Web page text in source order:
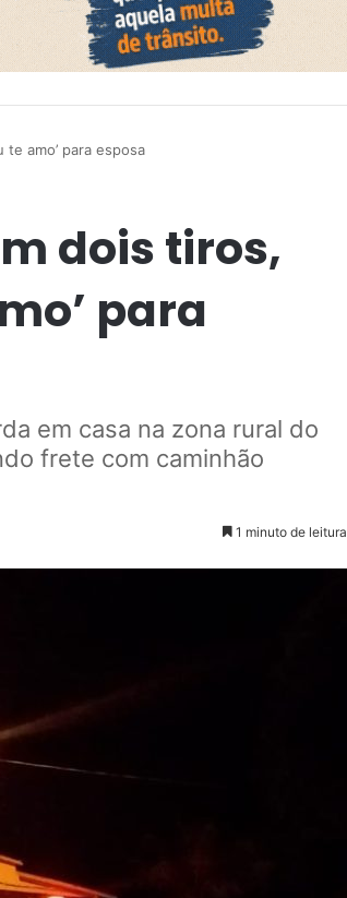
amo’ para esposa
dois tiros,
para
em casa na zona rural do
frete com caminhão
1 minuto de leitura